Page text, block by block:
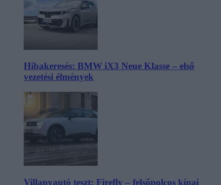
Hibakeresés: BMW iX3 Neue Klasse – első
vezetési élmények
Villanyautó teszt: Firefly – felsőpolcos kínai